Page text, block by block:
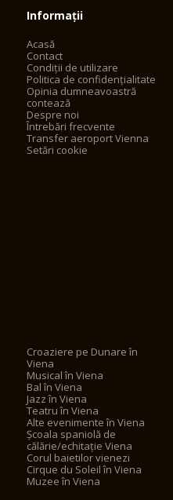
Informații
Acasă
Contact
Condiții de utilizare
Politica de confidențialitate
Opinia dumneavoastră
contează
Despre noi
Întrebări frecvente
Transfer aeroport Vienna
Setări cookie
Croaziere pe Dunare în
Viena
Musical în Viena
Bal în Viena
Jazz în Viena
Teatru în Viena
Alte evenimente în Viena
Școala spaniolă de
călărie/echitație Viena
Corul baietilor vienezi
Cirque du Soleil în Viena
Muzee în Viena